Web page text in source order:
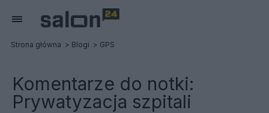
Strona główna Blogi GPS
Komentarze do notki:
Prywatyzacja szpitali